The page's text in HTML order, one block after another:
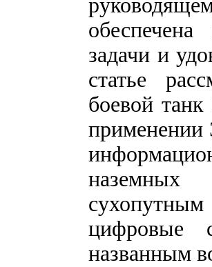
задачи и
статье
боевой
применении
наземных
цифровые
названным